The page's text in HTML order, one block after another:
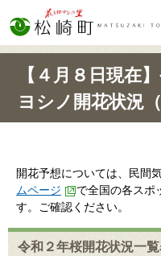
【４月８日現在
ヨシノ開花状況（
開花予想については、民間
ムページ
で全国の各スポ
す。ご確認ください。
令和２年桜開花状況一